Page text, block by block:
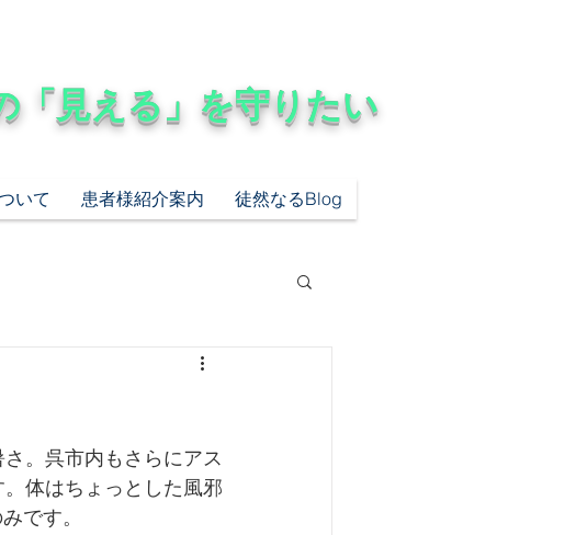
「見える」を守りたい
いて 患者様紹介案内 徒然なるBlog
。呉市内もさらにアス
体はちょっとした風邪
です。